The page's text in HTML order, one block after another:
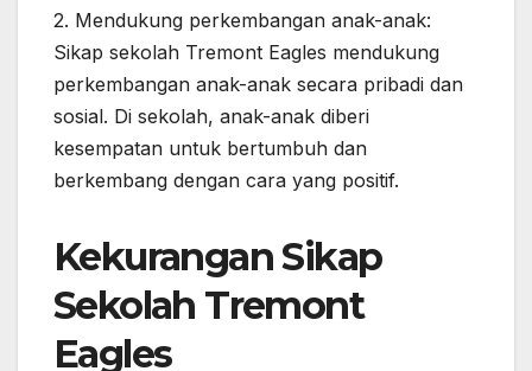
2. Mendukung perkembangan anak-anak:
Sikap sekolah Tremont Eagles mendukung
perkembangan anak-anak secara pribadi dan
sosial. Di sekolah, anak-anak diberi
kesempatan untuk bertumbuh dan
berkembang dengan cara yang positif.
Kekurangan Sikap
Sekolah Tremont
Eagles